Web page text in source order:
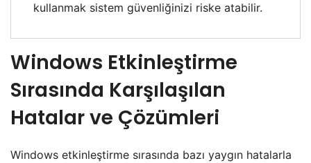
kullanmak sistem güvenliğinizi riske atabilir.
Windows Etkinleştirme
Sırasında Karşılaşılan
Hatalar ve Çözümleri
Windows etkinleştirme sırasında bazı yaygın hatalarla